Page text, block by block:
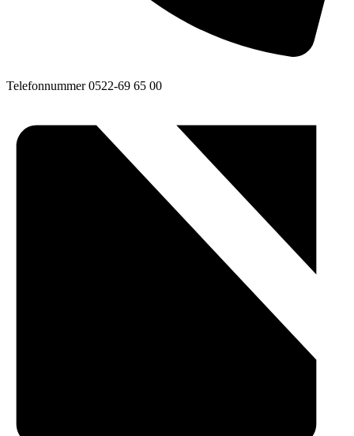
Telefonnummer0522-69 65 00